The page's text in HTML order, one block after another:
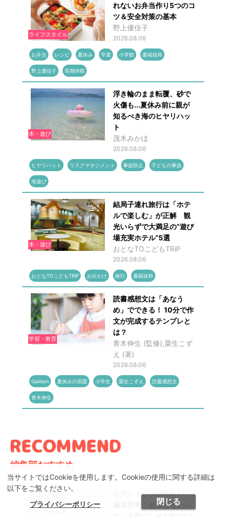
当サイトではCookieを使用します。Cookieの使用に関する詳細は
以下をご覧ください。
プライバシーポリシー
閉じる
ライフスタイル
れないお弁当作り5つのコ
ツ＆安全対策の基本
野上優佳子
2026.08.06
お弁当 レシピ 夏休み 学童 小学館 書籍抜粋
野上優佳子 長期休暇
本・遊び
浮き輪のまま転覆、砂で
火傷も...夏休み前に親が
知るべき海のヒヤリハッ
ト
茂木みかほ
2026.08.06
ヒヤリハット リスクマネジメント 事故防止 子どもの事故
海遊び
本・遊び
結局子連れ旅行は「ホテ
ルで楽しむ」が正解 観
光いらずで大満足の“遊び
場充実ホテル”5選
おとなTOこどもTRiP
2026.08.06
おとなTOこどもTRiP お出かけ 旅行 書籍抜粋
学習・教育
読書感想文は「あなう
め」でできる！ 10分で作
文が完成するテンプレと
は？
青木伸生 (監修),粟生こず
え (著)
2026.08.06
Gakken 夏休みの宿題 小学生 粟生こずえ 読書感想文
青木伸生
編集部おすすめ
公式ショップOPEN！
編集部発「あったらいい